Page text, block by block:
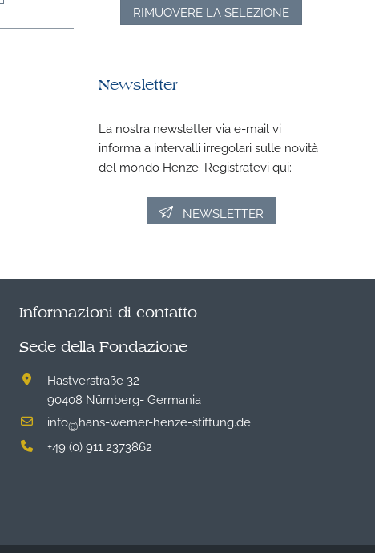
RIMUOVERE LA SELEZIONE
Newsletter
La nostra newsletter via e-mail vi
informa a intervalli irregolari sulle novità
del mondo Henze. Registratevi qui:
NEWSLETTER
Informazioni di contatto
Sede della Fondazione
Hastverstraße 32
90408 Nürnberg- Germania
info@hans-werner-henze-stiftung.de
+49 (0) 911 2373862